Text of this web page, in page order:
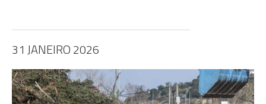
31 JANEIRO 2026